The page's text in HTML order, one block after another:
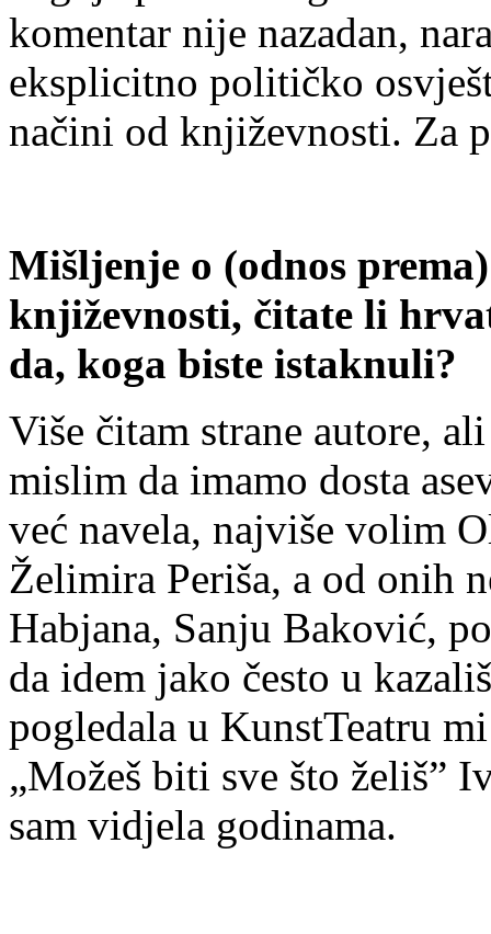
komentar nije nazadan,
eksplicitno političko
načini od književnosti. Za
Mišljenje o (odnos
književnosti, čitate li
da, koga biste istaknuli?
Više čitam strane autore,
mislim da imamo dosta
već navela, najviše volim
Želimira Periša, a od onih
Habjana, Sanju Baković,
da idem jako često u
pogledala u KunstTeatru
„Možeš biti sve što želiš”
sam vidjela godinama.